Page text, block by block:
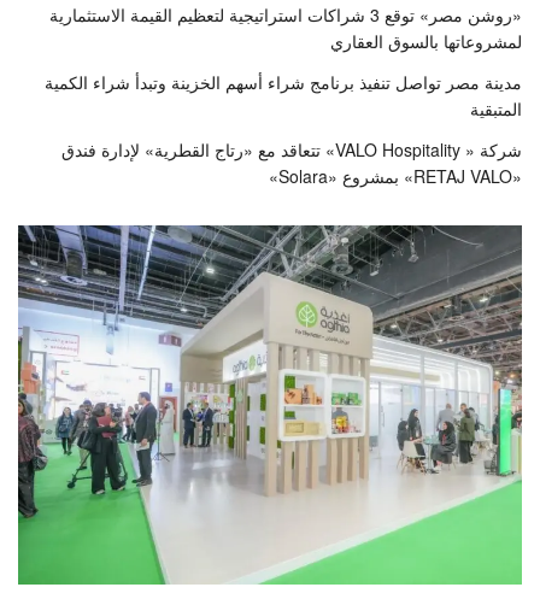
«روشن مصر» توقع 3 شراكات استراتيجية لتعظيم القيمة الاستثمارية
لمشروعاتها بالسوق العقاري
مدينة مصر تواصل تنفيذ برنامج شراء أسهم الخزينة وتبدأ شراء الكمية
المتبقية
شركة « VALO Hospitality» تتعاقد مع «رتاج القطرية» لإدارة فندق
«RETAJ VALO» بمشروع «Solara»